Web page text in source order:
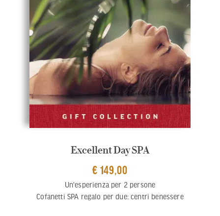
Excellent Day SPA
€ 149,00
Un'esperienza per 2 persone
Cofanetti SPA regalo per due: centri benessere